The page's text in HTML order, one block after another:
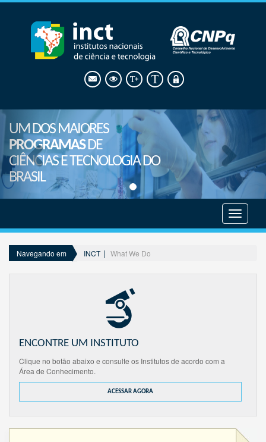
UM DOS MAIORES
PROGRAMASDE
CIÊNCIAS E TECNOLOGIA DO
BRASIL
menu
Navegando em INCT What We Do
ENCONTRE UM INSTITUTO
Clique no botão abaixo e consulte os Institutos de acordo com a
Área de Conhecimento.
ACESSAR AGORA